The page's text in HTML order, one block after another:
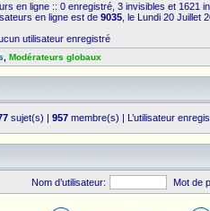
en ligne :: 0 enregistré, 3 invisibles et 1621
en ligne est de 9035 , le Lundi 20 Juillet
utilisateur enregistré
Modérateurs globaux
sujet(s) | 957 membre(s) | L’utilisateur
Nom d’utilisateur: Mot de